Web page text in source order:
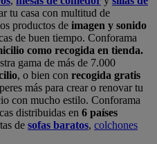
tu casa con multitud de
productos de imagen y sonido
de buen tiempo. Conforama
como recogida en tienda.
gama de más de 7.000
, o bien con recogida gratis
más para crear o renovar tu
con mucho estilo. Conforama
distribuidas en 6 países
de sofas baratos, colchones